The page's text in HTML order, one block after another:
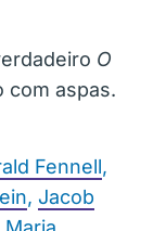
O
com aspas.
Fennell,
, Jacob